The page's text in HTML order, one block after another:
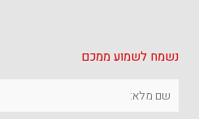
נשמח לשמוע ממכם